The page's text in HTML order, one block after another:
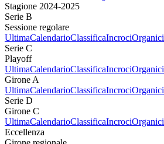
Stagione 2024-2025
Serie B
Sessione regolare
UltimaCalendarioClassificaIncrociOrganici
Serie C
Playoff
UltimaCalendarioClassificaIncrociOrganici
Girone A
UltimaCalendarioClassificaIncrociOrganici
Serie D
Girone C
UltimaCalendarioClassificaIncrociOrganici
Eccellenza